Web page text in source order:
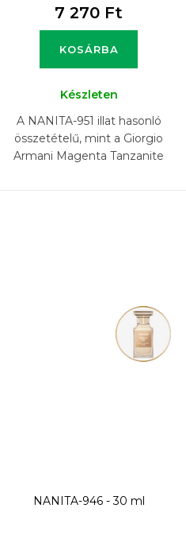
7 270 Ft
KOSÁRBA
Készleten
A NANITA-951 illat hasonló
összetételű, mint a Giorgio
Armani Magenta Tanzanite
NANITA-946 - 30 ml